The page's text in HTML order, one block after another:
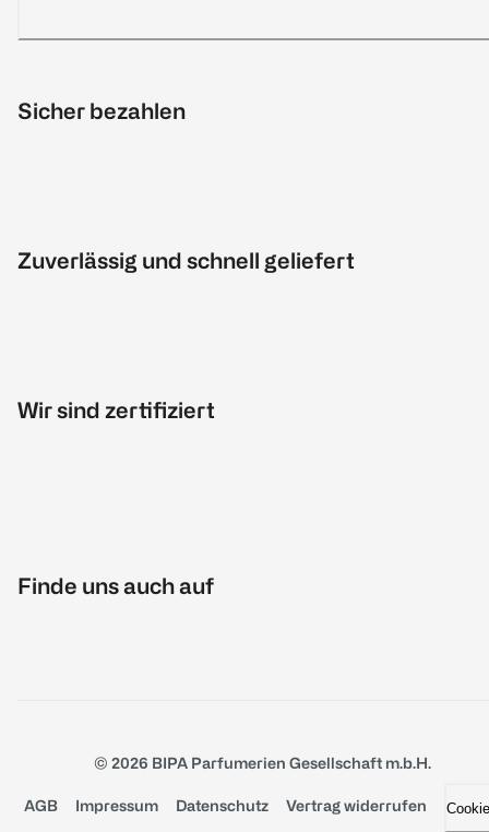
Sicher bezahlen
Zuverlässig und schnell geliefert
Wir sind zertifiziert
Finde uns auch auf
© 2026 BIPA Parfumerien Gesellschaft m.b.H.
AGB Impressum Datenschutz Vertrag widerrufen